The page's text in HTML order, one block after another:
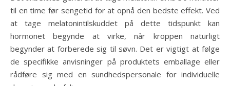
til en time før sengetid for at opnå den bedste effekt. Ved
at tage melatonintilskuddet på dette tidspunkt kan
hormonet begynde at virke, når kroppen naturligt
begynder at forberede sig til søvn. Det er vigtigt at følge
de specifikke anvisninger på produktets emballage eller
rådføre sig med en sundhedspersonale for individuelle